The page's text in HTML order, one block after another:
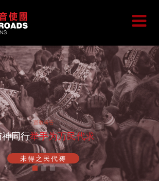
宣教祷告
同行举手为万民代求
未得之民代祷